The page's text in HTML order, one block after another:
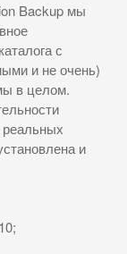
Backup мы
с
и не очень)
в целом.
и